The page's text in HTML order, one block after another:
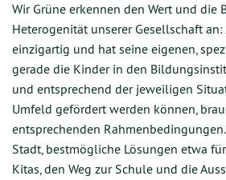
Wir Grüne erkennen den Wert und die
Heterogenität unserer Gesellschaft an:
einzigartig und hat seine eigenen,
gerade die Kinder in den
und entsprechend der jeweiligen
Umfeld gefördert werden können,
entsprechenden
Stadt, bestmögliche Lösungen etwa
Kitas, den Weg zur Schule und die